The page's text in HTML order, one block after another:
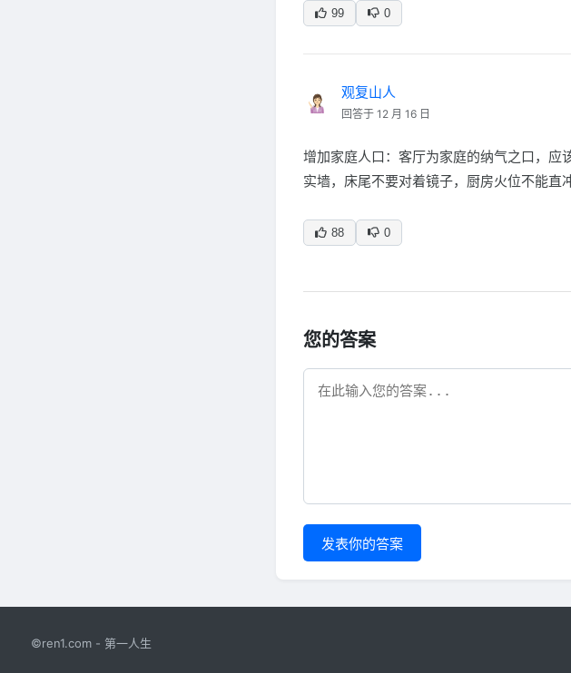
99 0
观复山人
回答于 12 月 16 日
增加家庭人口：客厅为家庭的纳气之口，应
实墙，床尾不要对着镜子，厨房火位不能直
88 0
您的答案
发表你的答案
©ren1.com - 第一人生